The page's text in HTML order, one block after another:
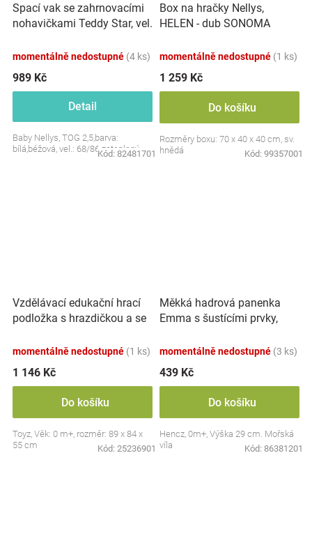
Spací vak se zahrnovacími
nohavičkami Teddy Star, vel.
momentálně nedostupné (4 ks)
989 Kč
Detail
Baby Nellys, TOG 2,5,barva:
bílá,béžová, vel.: 68/86 zateplený
Kód: 82481701
Box na hračky Nellys,
HELEN - dub SONOMA
momentálně nedostupné (1 ks)
1 259 Kč
Do košíku
Rozměry boxu: 70 x 40 x 40 cm, sv.
hnědá
Kód: 99357001
Vzdělávací edukační hrací
podložka s hrazdičkou a se
momentálně nedostupné (1 ks)
1 146 Kč
Do košíku
Toyz, Věk: 0 m+, rozměr: 89 x 84 x
55 cm
Kód: 25236901
Měkká hadrová panenka
Emma s šustícími prvky,
momentálně nedostupné (3 ks)
439 Kč
Do košíku
Hencz, 0m+, Výška 29 cm. Mořská
víla
Kód: 86381201